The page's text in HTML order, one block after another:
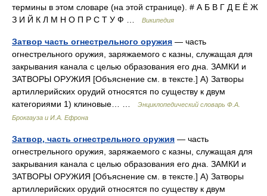
термины в этом словаре (на этой странице). # А Б В Г Д Е Ё Ж
З И Й К Л М Н О П Р С Т У Ф …
Википедия
Затвор часть огнестрельного оружия — часть
огнестрельного оружия, заряжаемого с казны, служащая для
закрывания канала с целью образования его дна. ЗАМКИ и
ЗАТВОРЫ ОРУЖИЯ [Объяснение см. в тексте.] А) Затворы
артиллерийских орудий относятся по существу к двум
категориями 1) клиновые… …
Энциклопедический словарь Ф.А.
Брокгауза и И.А. Ефрона
Затвор, часть огнестрельного оружия — часть
огнестрельного оружия, заряжаемого с казны, служащая для
закрывания канала с целью образования его дна. ЗАМКИ и
ЗАТВОРЫ ОРУЖИЯ [Объяснение см. в тексте.] А) Затворы
артиллерийских орудий относятся по существу к двум